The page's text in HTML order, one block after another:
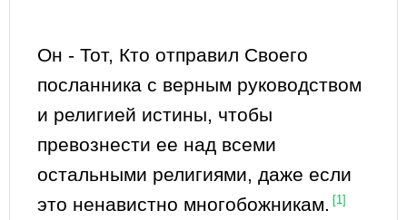
Он - Тот, Кто отправил Своего
посланника с верным руководством
и религией истины, чтобы
превознести ее над всеми
остальными религиями, даже если
это ненавистно многобожникам.
[1]